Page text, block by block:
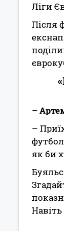
Ліги
Після
–
–
як би